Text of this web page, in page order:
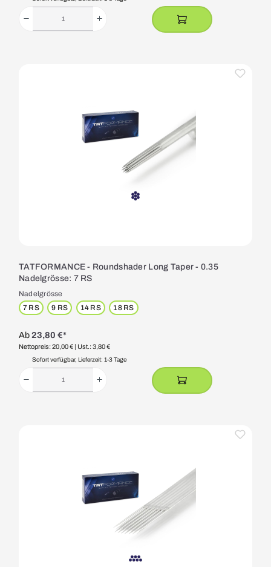
TATFORMANCE - Roundshader Long Taper - 0.35
Nadelgrösse: 7 RS
Nadelgrösse
7 RS
9 RS 14 RS 18 RS
Ab 23,80 €*
Nettopreis: 20,00 € | Ust.: 3,80 €
Sofort verfügbar, Lieferzeit: 1-3 Tage